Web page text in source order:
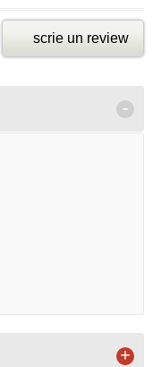
scrie un review
-
+